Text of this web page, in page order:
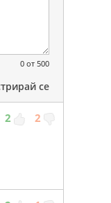
0 от 500
се
2 2